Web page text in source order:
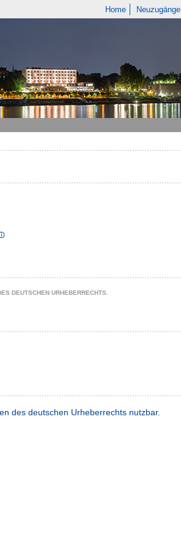
Home Neuzugänge
DEUTSCHEN URHEBERRECHTS.
des deutschen Urheberrechts nutzbar.